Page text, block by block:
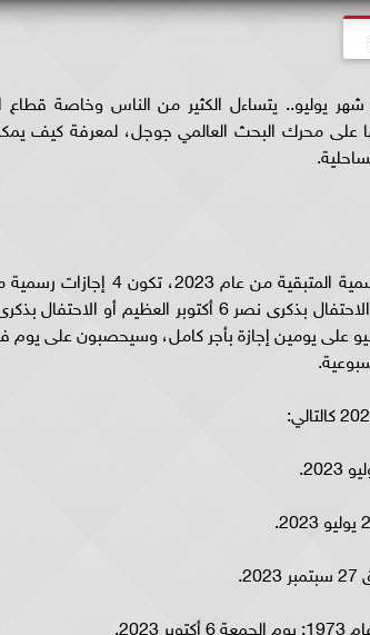
2023 وجدول عطلات شهر يوليو.. يتساءل الكثير من الناس
في عام 2023 ويبحثون عنها على محرك البحث العالمي جوجل،
وحسب موقع رئاسة الوزراء، فإن الإجازات
الهجرية أو الاحتفال بالمولد النبوي الشريف أو الاحتفال بذكرى نصر
على يومين إجازة بأجر كامل، وسيحصبون على